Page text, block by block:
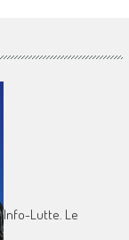
Info-Lutte. Le